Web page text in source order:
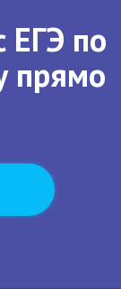
ЕГЭ по
прямо